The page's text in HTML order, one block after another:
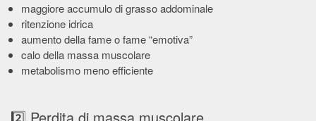
maggiore accumulo di grasso addominale
ritenzione idrica
aumento della fame o fame “emotiva”
calo della massa muscolare
metabolismo meno efficiente